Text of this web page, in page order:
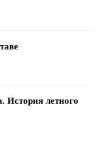
История летного